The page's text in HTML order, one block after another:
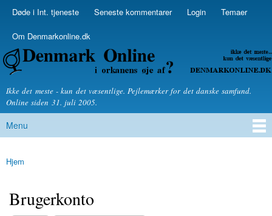
Skip to
Secondary menu
Døde i Int. tjeneste Seneste kommentarer Login Temaer
Om Denmarkonline.dk
Denmarkonline.dk - blognyheder om politik
Ikke det meste - kun det væsentlige. Pejlemærker for det danske samfund.
Online siden 31. juli 2005.
Main menu
Menu
You are here
Hjem
Brugerkonto